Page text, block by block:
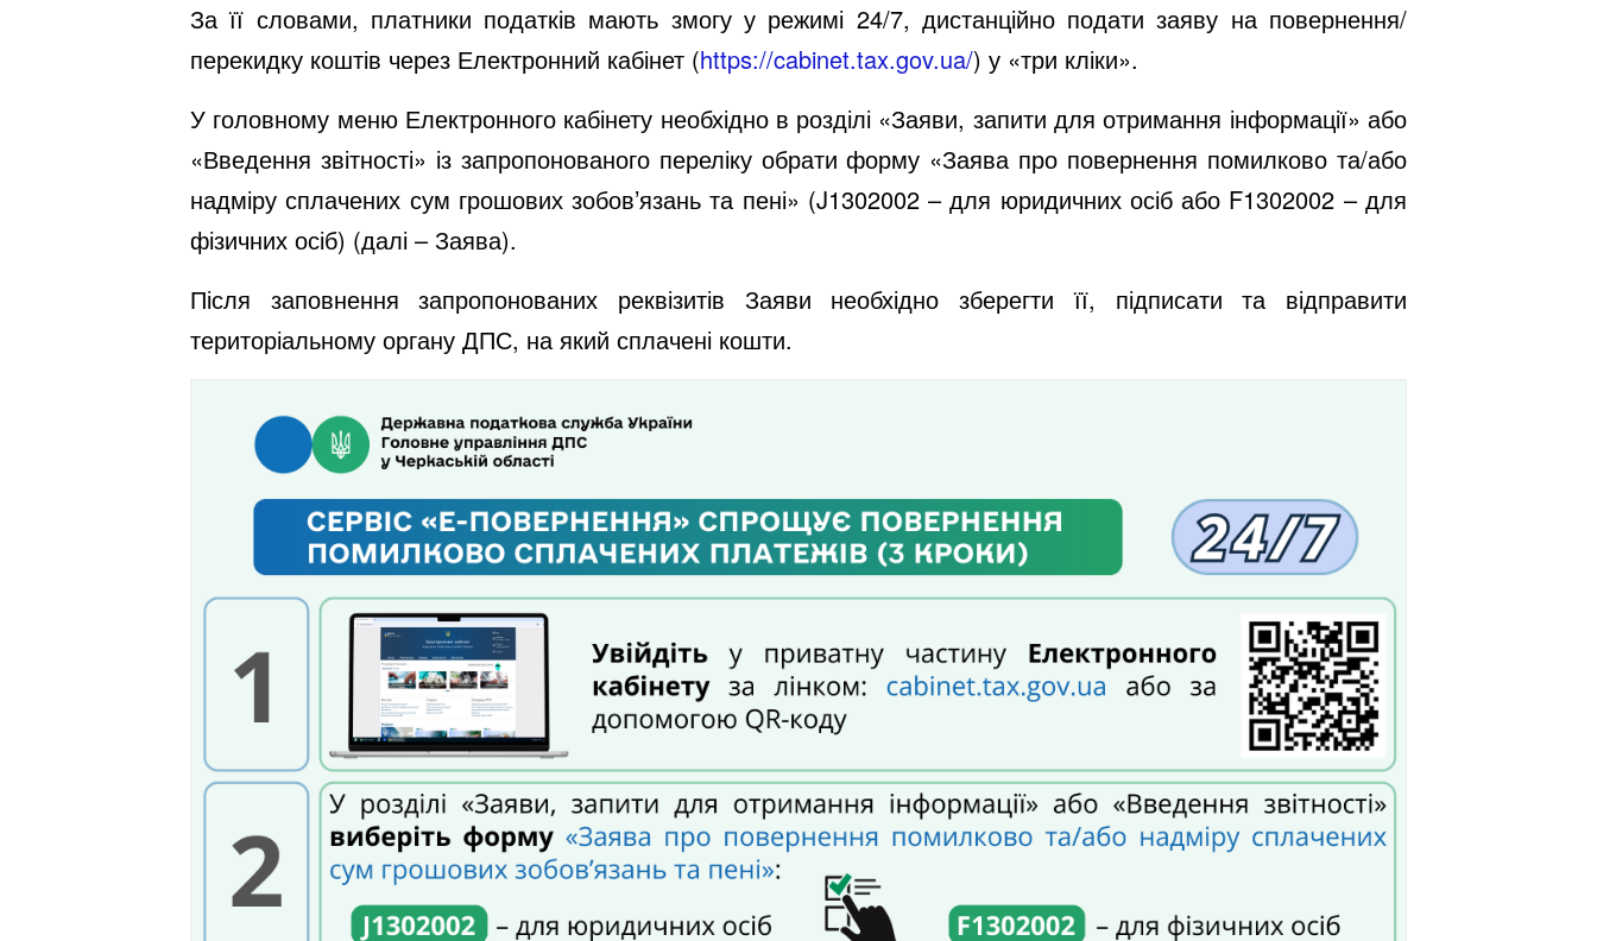
За її словами, платники податків мають змогу у режимі 24/7, дистанційно подати заяву на повернення/
перекидку коштів через Електронний кабінет (https://cabinet.tax.gov.ua/) у «три кліки».
У головному меню Електронного кабінету необхідно в розділі «Заяви, запити для отримання інформації» або
«Введення звітності» із запропонованого переліку обрати форму «Заява про повернення помилково та/або
надміру сплачених сум грошових зобов’язань та пені» (J1302002 – для юридичних осіб або F1302002 – для
фізичних осіб) (далі – Заява).
Після заповнення запропонованих реквізитів Заяви необхідно зберегти її, підписати та відправити
територіальному органу ДПС, на який сплачені кошти.